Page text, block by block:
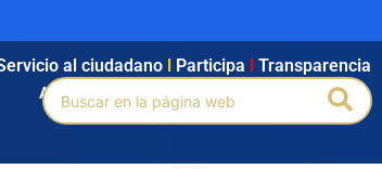
Agendamiento Intranet Búsqueda avanzada
al ciudadano Participa Transparencia
Buscar
por: